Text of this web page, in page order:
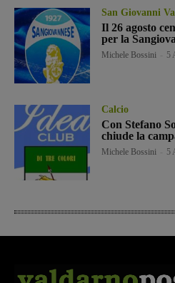
San Giovanni
Il 26 agosto
per la
Michele Bossini 5
Calcio
Con Stefano
chiude la
Michele Bossini 5